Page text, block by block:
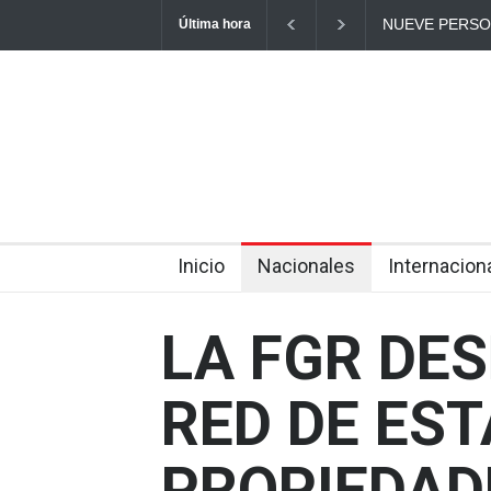
Última hora
NUEVE
Inicio Nacionales
LA FGR
RED DE